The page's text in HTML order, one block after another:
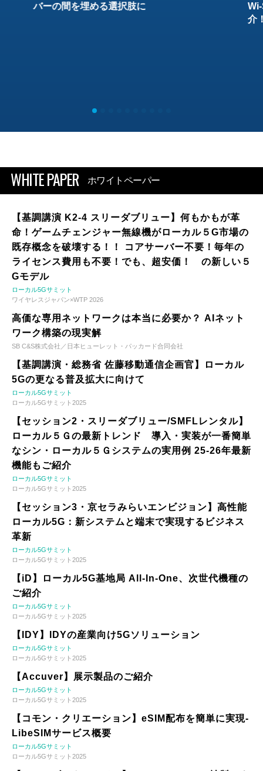
バーの間を埋める選択肢に
介
WHITE PAPER ホワイトペーパー
【基調講演 K2-4 スリーダブリュー】何もかもが革
命！ゲームチェンジャー無線機がローカル５G市場の
既存概念を破壊する！！ コアサーバー不要！毎年の
ライセンス費用も不要！でも、超安価！ の新しい５
Gモデル
ローカル5Gサミット
ワイヤレスジャパン×WTP 2026
高価な専用ネットワークは本当に必要か？ AIネット
ワーク構築の現実解
SB C&S株式会社／日本ヒューレット・パッカード合同会社
【基調講演・総務省 佐藤移動通信企画官】ローカル
5Gの更なる普及拡大に向けて
ローカル5Gサミット
ローカル5Gサミット2025
【セッション2・スリーダブリュー/SMFLレンタル】
ローカル５Ｇの最新トレンド 導入・実装が一番簡単
なシン・ローカル５Ｇシステムの実用例 25-26年最新
機能もご紹介
ローカル5Gサミット
ローカル5Gサミット2025
【セッション3・京セラみらいエンビジョン】高性能
ローカル5G：新システムと端末で実現するビジネス
革新
ローカル5Gサミット
ローカル5Gサミット2025
【iD】ローカル5G基地局 All-In-One、次世代機種の
ご紹介
ローカル5Gサミット
ローカル5Gサミット2025
【IDY】IDYの産業向け5Gソリューション
ローカル5Gサミット
ローカル5Gサミット2025
【Accuver】展示製品のご紹介
ローカル5Gサミット
ローカル5Gサミット2025
【コモン・クリエーション】eSIM配布を簡単に実現-
LibeSIMサービス概要
ローカル5Gサミット
ローカル5Gサミット2025